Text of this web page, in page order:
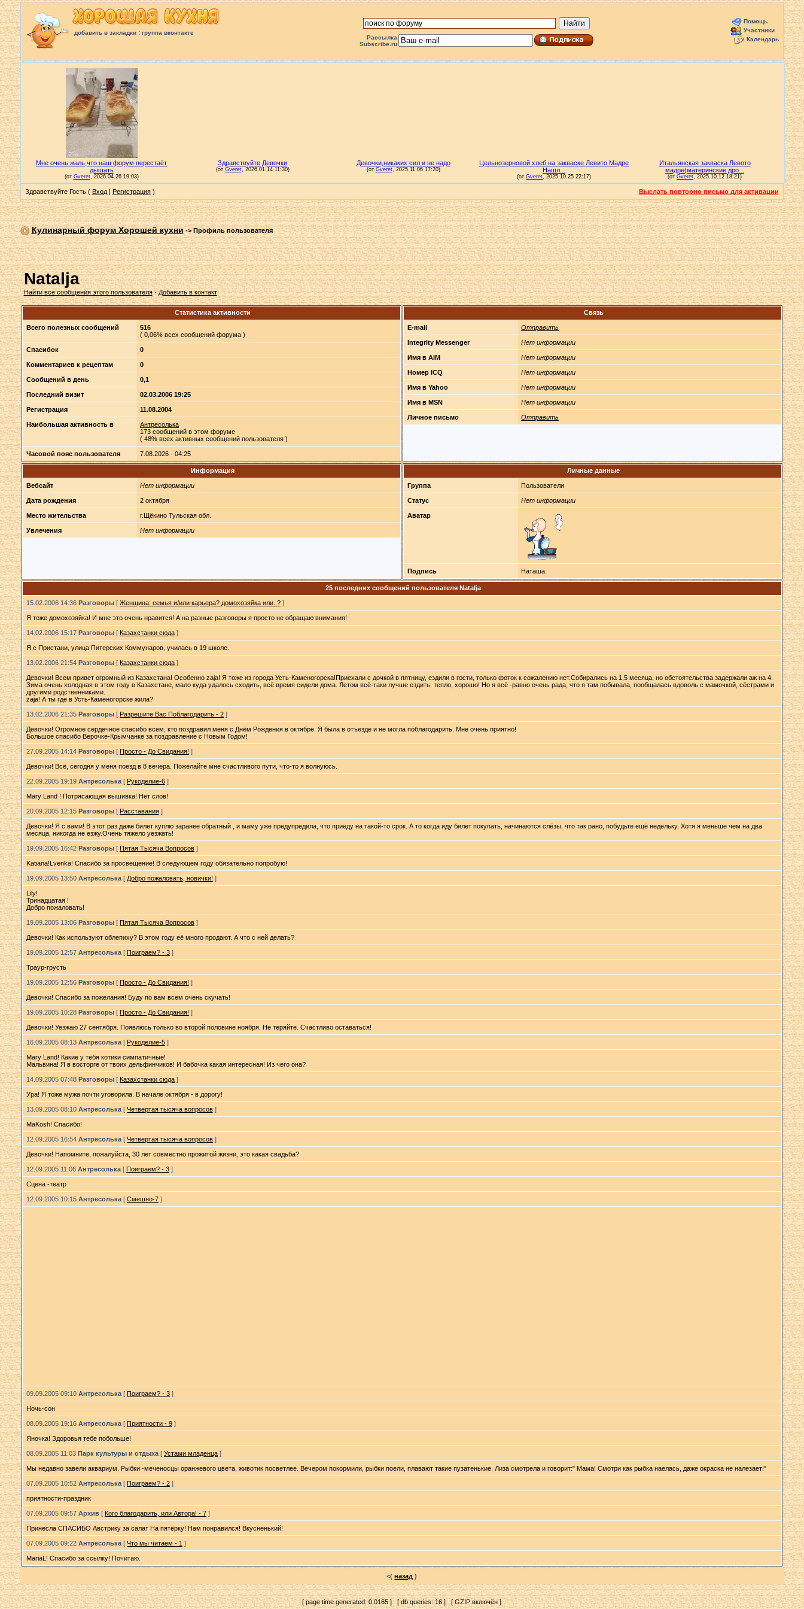
добавить в закладки: группа вконтакте
Рассылка
Subscribe.ru
Помощь
Участники
Календарь
Здравствуйте Гость ( Вход| Регистрация) Выслать повторно письмо для активации
Кулинарный форум Хорошей кухни->Профиль пользователя
Natalja
Найти все сообщения этого пользователя·Добавить в контакт
Статистика активности
Всего полезных сообщений
516
( 0,06% всех сообщений форума )
Спасибок 0
Комментариев к рецептам 0
Сообщений в день 0,1
Последний визит 02.03.2006 19:25
Регистрация 11.08.2004
Наибольшая активность в
Антресолька
173 сообщений в этом форуме
( 48% всех активных сообщений пользователя )
Часовой пояс пользователя 7.08.2026 - 04:25
Связь
E-mail Отправить
Integrity Messenger Нет информации
Имя в AIM Нет информации
Номер ICQ Нет информации
Имя в Yahoo Нет информации
Имя в MSN Нет информации
Личное письмо Отправить
Информация
Вебсайт Нет информации
Дата рождения 2 октября
Место жительства г.Щёкино Тульская обл.
Увлечения Нет информации
Личные данные
Группа Пользователи
Статус Нет информации
Аватар
Подпись Наташа.
25 последних сообщений пользователя Natalja
15.02.2006 14:36 Разговоры[ Женщина: семья и/или карьера? домохозяйка или..?]
Я тоже домохозяйка! И мне это очень нравится! А на разные разговоры я просто не обращаю внимания!
14.02.2006 15:17 Разговоры[ Казахстанки сюда]
Я с Пристани, улица Питерских Коммунаров, училась в 19 школе.
13.02.2006 21:54 Разговоры[ Казахстанки сюда]
Девочки! Всем привет огромный из Казахстана! Особенно zaja! Я тоже из города Усть-Каменогорска!Приехали с дочкой в пятницу, ездили в гости, только фоток к сожалению нет.Собирались на 1,5 месяца, но обстоятельства задержали аж на 4.
Зима очень холодная в этом году в Казахстане, мало куда удалось сходить, всё время сидели дома. Летом всё-таки лучше ездить: тепло, хорошо! Но я всё -равно очень рада, что я там побывала, пообщалась вдоволь с мамочкой, сёстрами и
другими родственниками.
zaja! А ты где в Усть-Каменогорске жила?
13.02.2006 21:35 Разговоры[ Разрешите Вас Поблагодарить - 2]
Девочки! Огромное сердечное спасибо всем, кто поздравил меня с Днём Рождения в октябре. Я была в отъезде и не могла поблагодарить. Мне очень приятно!
Большое спасибо Верочке-Крымчанке за поздравление с Новым Годом!
27.09.2005 14:14 Разговоры[ Просто - До Свидания! ]
Девочки! Всё, сегодня у меня поезд в 8 вечера. Пожелайте мне счастливого пути, что-то я волнуюсь.
22.09.2005 19:19 Антресолька[ Рукоделие-6]
Mary Land ! Потрясающая вышивка! Нет слов!
20.09.2005 12:15 Разговоры[ Расставания]
Девочки! Я с вами! В этот раз даже билет куплю заранее обратный , и маму уже предупредила, что приеду на такой-то срок. А то когда иду билет покупать, начинаются слёзы, что так рано, побудьте ещё недельку. Хотя я меньше чем на два
месяца, никогда не езжу.Очень тяжело уезжать!
19.09.2005 16:42 Разговоры[ Пятая Тысяча Вопросов]
Katiana!Lvenka! Спасибо за просвещение! В следующем году обязательно попробую!
19.09.2005 13:50 Антресолька[ Добро пожаловать, новички! ]
Lily!
Тринадцатая !
Добро пожаловать!
19.09.2005 13:06 Разговоры[ Пятая Тысяча Вопросов]
Девочки! Как используют облепиху? В этом году её много продают. А что с ней делать?
19.09.2005 12:57 Антресолька[ Поиграем? - 3]
Траур-грусть
19.09.2005 12:56 Разговоры[ Просто - До Свидания! ]
Девочки! Спасибо за пожелания! Буду по вам всем очень скучать!
19.09.2005 10:28 Разговоры[ Просто - До Свидания! ]
Девочки! Уезжаю 27 сентября. Появлюсь только во второй половине ноября. Не теряйте. Счастливо оставаться!
16.09.2005 08:13 Антресолька[ Рукоделие-5]
Mary Land! Какие у тебя котики симпатичные!
Мальвина! Я в восторге от твоих дельфинчиков! И бабочка какая интересная! Из чего она?
14.09.2005 07:48 Разговоры[ Казахстанки сюда]
Ура! Я тоже мужа почти уговорила. В начале октября - в дорогу!
13.09.2005 08:10 Антресолька[ Четвертая тысяча вопросов]
MaKosh! Спасибо!
12.09.2005 16:54 Антресолька[ Четвертая тысяча вопросов]
Девочки! Напомните, пожалуйста, 30 лет совместно прожитой жизни, это какая свадьба?
12.09.2005 11:06 Антресолька[ Поиграем? - 3]
Сцена -театр
12.09.2005 10:15 Антресолька[ Смешно-7]
09.09.2005 09:10 Антресолька[ Поиграем? - 3]
Ночь-сон
08.09.2005 19:16 Антресолька[ Приятности - 9]
Яночка! Здоровья тебе побольше!
08.09.2005 11:03 Парк культуры и отдыха[ Устами младенца]
Мы недавно завели аквариум. Рыбки -меченосцы оранжевого цвета, животик посветлее. Вечером покормили, рыбки поели, плавают такие пузатенькие. Лиза смотрела и говорит:" Мама! Смотри как рыбка наелась, даже окраска не налезает!"
07.09.2005 10:52 Антресолька[ Поиграем? - 2]
приятности-праздник
07.09.2005 09:57 Архив[ Кого благодарить, или Автора! - 7]
Принесла СПАСИБО Австрику за салат На пятёрку! Нам понравился! Вкусненький!
07.09.2005 09:22 Антресолька[ Что мы читаем - 1 ]
MariaL! Спасибо за ссылку! Почитаю.
<(назад )
[ page time generated: 0,0165 ] [ db queries: 16 ] [ GZIP включён ]